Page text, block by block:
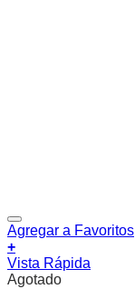
Agregar a Favoritos
+
Vista Rápida
Agotado